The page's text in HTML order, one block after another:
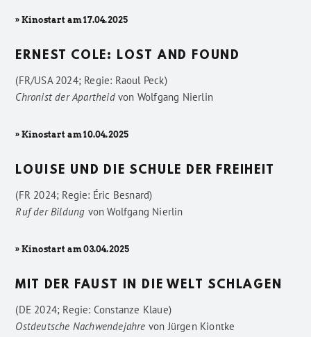
» Kinostart am 17.04.2025
ERNEST COLE: LOST AND FOUND
(FR/USA 2024; Regie: Raoul Peck)
Chronist der Apartheidvon Wolfgang Nierlin
» Kinostart am 10.04.2025
LOUISE UND DIE SCHULE DER FREIHEIT
(FR 2024; Regie: Éric Besnard)
Ruf der Bildung vonWolfgang Nierlin
» Kinostart am 03.04.2025
MIT DER FAUST IN DIE WELT SCHLAGEN
(DE 2024; Regie: Constanze Klaue)
Ostdeutsche Nachwendejahre vonJürgen Kiontke